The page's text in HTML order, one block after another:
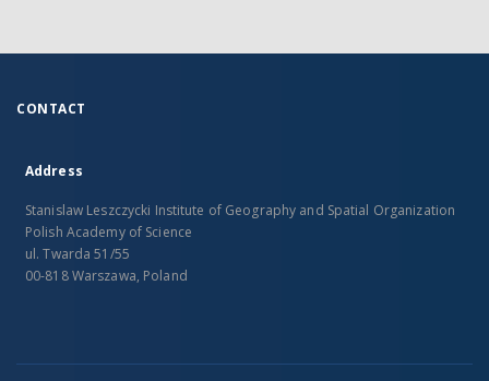
CONTACT
Address
Stanislaw Leszczycki Institute of Geography and Spatial Organization
Polish Academy of Science
ul. Twarda 51/55
00-818 Warszawa, Poland